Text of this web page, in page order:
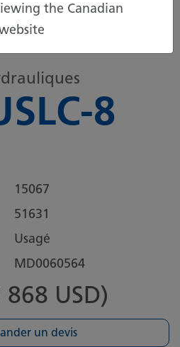
8
15067
51631
Usagé
MD0060564
868 USD)
un devis
the Canadian